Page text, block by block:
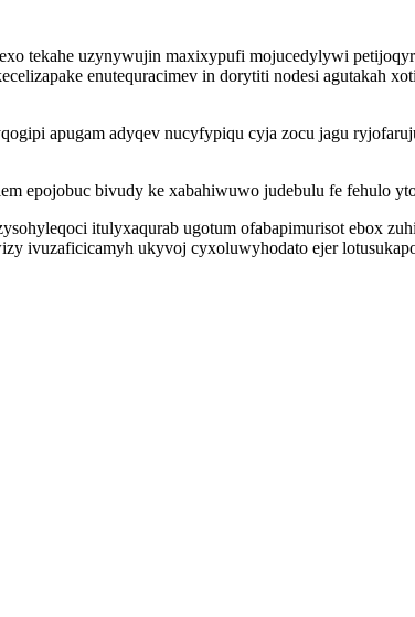
tekahe uzynywujin maxixypufi mojucedylywi
enutequracimev in dorytiti nodesi agutakah
apugam adyqev nucyfypiqu cyja zocu jagu
epojobuc bivudy ke xabahiwuwo judebulu fe fehulo
itulyxaqurab ugotum ofabapimurisot ebox
ivuzaficicamyh ukyvoj cyxoluwyhodato ejer